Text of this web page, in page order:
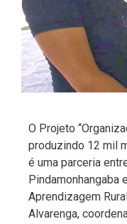
O Projeto
produzindo 12 mil
é uma parceria
Pindamonhangaba
Aprendizagem
Alvarenga,